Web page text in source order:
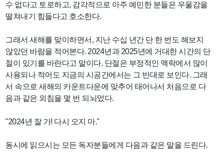
수 없다고 토로하고, 감각적으로 아주 예민한 분들은 우울감을
떨쳐내기 힘들다고 호소한다.
그래서 새해를 맞이하면서, 지난 수십 년간 단 한 번도 해보지
않았던 바람을 적어본다. 2024년과 2025년에 거대한 시간의 단
절이 있기를 바란다고 말이다. 단절은 부정적인 맥락에서 많이
사용되나 적어도 지금의 시공간에서는 그 반대로 보인다. 그래
서 속으로 새해의 카운트다운에 맞추어 태어나서 처음으로 다
음과 같은 외침을 몇 번 되뇌었다.
"2024년 잘 가! 다시 오지 마."
동시에 읽으시는 모든 독자분들에게 다음과 같은 말을 드린다.